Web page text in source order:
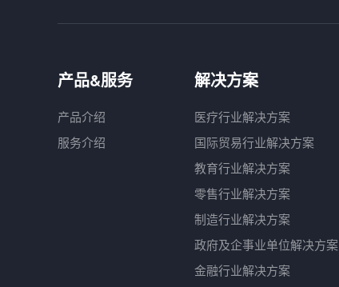
产品&服务
产品介绍
服务介绍
解决方案
医疗行业解决方案
国际贸易行业解决方案
教育行业解决方案
零售行业解决方案
制造行业解决方案
政府及企事业单位解决方案
金融行业解决方案